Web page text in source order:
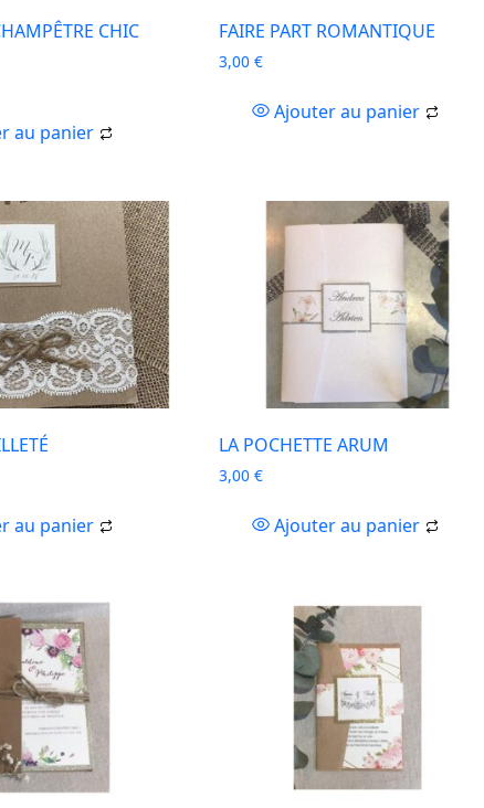
CHIC
au panier
FAIRE PART ROMANTIQUE
3,00 €
Ajouter au panier
au panier
LA POCHETTE ARUM
3,00 €
Ajouter au panier